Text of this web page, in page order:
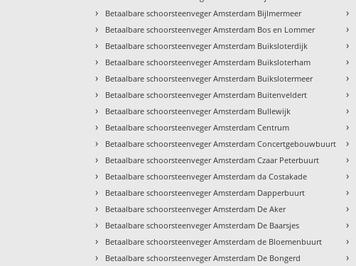
› Betaalbare schoorsteenveger Amsterdam Bijlmermeer
› Betaalbare schoorsteenveger Amsterdam Bos en Lommer
› Betaalbare schoorsteenveger Amsterdam Buiksloterdijk
› Betaalbare schoorsteenveger Amsterdam Buiksloterham
› Betaalbare schoorsteenveger Amsterdam Buikslotermeer
› Betaalbare schoorsteenveger Amsterdam Buitenveldert
› Betaalbare schoorsteenveger Amsterdam Bullewijk
› Betaalbare schoorsteenveger Amsterdam Centrum
› Betaalbare schoorsteenveger Amsterdam Concertgebouwbuurt
› Betaalbare schoorsteenveger Amsterdam Czaar Peterbuurt
› Betaalbare schoorsteenveger Amsterdam da Costakade
› Betaalbare schoorsteenveger Amsterdam Dapperbuurt
› Betaalbare schoorsteenveger Amsterdam De Aker
› Betaalbare schoorsteenveger Amsterdam De Baarsjes
› Betaalbare schoorsteenveger Amsterdam de Bloemenbuurt
› Betaalbare schoorsteenveger Amsterdam De Bongerd
›
›
›
›
›
›
›
›
›
›
›
›
›
›
›
›